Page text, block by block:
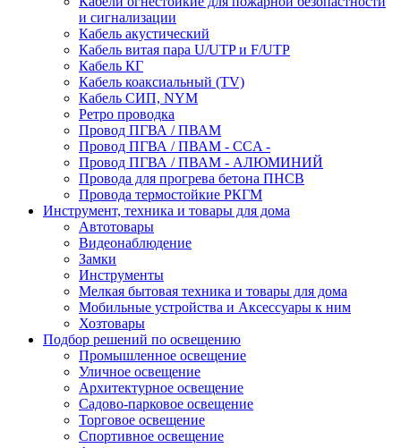
и сигнализации
Кабель акустический
Кабель витая пара U/UTP и F/UTP
Кабель КГ
Кабель коаксиальный (TV)
Кабель СИП, NYM
Ретро проводка
Провод ПГВА / ПВАМ
Провод ПГВА / ПВАМ - CCA -
Провод ПГВА / ПВАМ - АЛЮМИНИЙ
Провода для прогрева бетона ПНСВ
Провода термостойкие РКГМ
Инструмент, техника и товары для дома
Автотовары
Видеонаблюдение
Замки
Инструменты
Мелкая бытовая техника и товары для дома
Мобильные устройства и Аксессуары к ним
Хозтовары
Подбор решений по освещению
Промышленное освещение
Уличное освещение
Архитектурное освещение
Садово-парковое освещение
Торговое освещение
Спортивное освещение